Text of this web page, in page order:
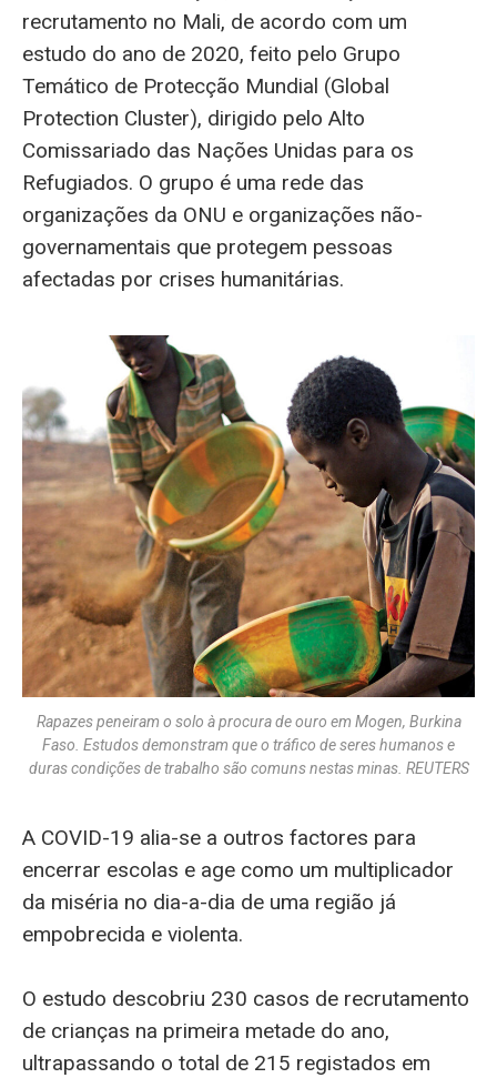
recrutamento no Mali, de acordo com um
estudo do ano de 2020, feito pelo Grupo
Temático de Protecção Mundial (Global
Protection Cluster), dirigido pelo Alto
Comissariado das Nações Unidas para os
Refugiados. O grupo é uma rede das
organizações da ONU e organizações não-
governamentais que protegem pessoas
afectadas por crises humanitárias.
Rapazes peneiram o solo à procura de ouro em Mogen, Burkina
Faso. Estudos demonstram que o tráfico de seres humanos e
duras condições de trabalho são comuns nestas minas. REUTERS
A COVID-19 alia-se a outros factores para
encerrar escolas e age como um multiplicador
da miséria no dia-a-dia de uma região já
empobrecida e violenta.
O estudo descobriu 230 casos de recrutamento
de crianças na primeira metade do ano,
ultrapassando o total de 215 registados em